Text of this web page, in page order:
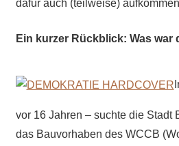
dafür auch (teilweise)
Ein kurzer Rückblick: Was war
vor 16 Jahren – suchte die Stadt
das Bauvorhaben des WCCB